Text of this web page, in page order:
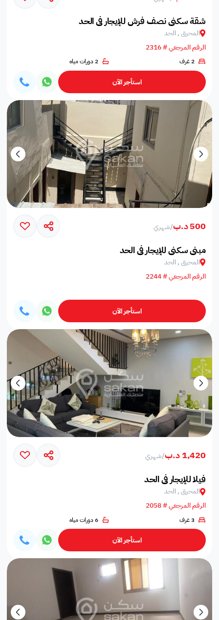
شقة سكني نصف فرش للإيجار في الحد
المحرق , الحد
الرقم المرجعي # 2316
2 غرف 2 دورات مياه
استأجر الآن
500 د.ب /شهري
مبني سكني للإيجار في الحد
المحرق , الحد
الرقم المرجعي # 2244
استأجر الآن
1,420 د.ب /شهري
فيلا للإيجار في الحد
المحرق , الحد
الرقم المرجعي # 2058
3 غرف 6 دورات مياه
استأجر الآن